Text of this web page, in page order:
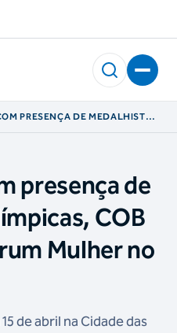
PRESENÇA DE MEDALHISTAS
presença de
COB
Mulher no
de abril na Cidade das